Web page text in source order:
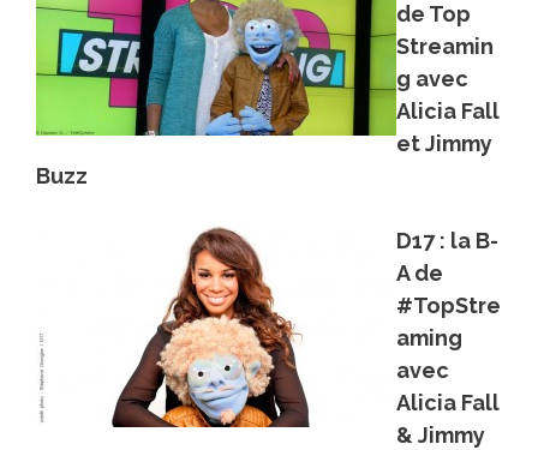
de Top
Streamin
g avec
Alicia Fall
et Jimmy
Buzz
D17 : la B-
A de
#TopStre
aming
avec
Alicia Fall
& Jimmy